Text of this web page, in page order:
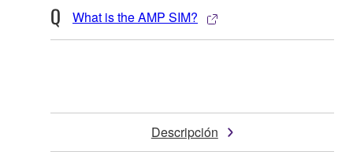
What is the AMP SIM?
Descripción